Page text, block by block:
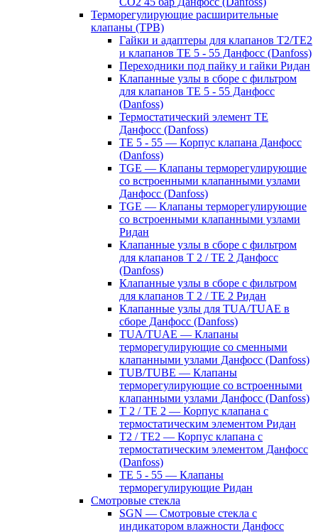
Терморегулирующие расширительные
клапаны (ТРВ)
Гайки и адаптеры для клапанов T2/TE2
и клапанов TE 5 - 55 Данфосс (Danfoss)
Переходники под пайку и гайки Ридан
Клапанные узлы в сборе с фильтром
для клапанов TE 5 - 55 Данфосс
(Danfoss)
Термостатический элемент TE
Данфосс (Danfoss)
TE 5 - 55 — Корпус клапана Данфосс
(Danfoss)
TGE — Клапаны терморегулирующие
со встроенными клапанными узлами
Данфосс (Danfoss)
TGE — Клапаны терморегулирующие
со встроенными клапанными узлами
Ридан
Клапанные узлы в сборе с фильтром
для клапанов T 2 / TE 2 Данфосс
(Danfoss)
Клапанные узлы в сборе с фильтром
для клапанов T 2 / TE 2 Ридан
Клапанные узлы для TUA/TUAE в
сборе Данфосс (Danfoss)
TUA/TUAE — Клапаны
терморегулирующие со сменными
клапанными узлами Данфосс (Danfoss)
TUB/TUBE — Клапаны
терморегулирующие со встроенными
клапанными узлами Данфосс (Danfoss)
T 2 / TE 2 — Корпус клапана с
термостатическим элементом Ридан
T2 / TE2 — Корпус клапана с
термостатическим элементом Данфосс
(Danfoss)
TE 5 - 55 — Клапаны
терморегулирующие Ридан
Смотровые стекла
SGN — Смотровые стекла с
индикатором влажности Данфосс